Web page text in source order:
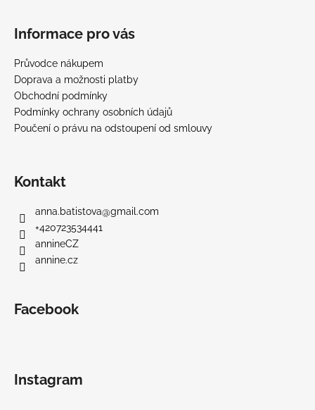
Informace pro vás
Průvodce nákupem
Doprava a možnosti platby
Obchodní podmínky
Podmínky ochrany osobních údajů
Poučení o právu na odstoupení od smlouvy
Kontakt
anna.batistova@gmail.com
+420723534441
annineCZ
annine.cz
Facebook
Instagram